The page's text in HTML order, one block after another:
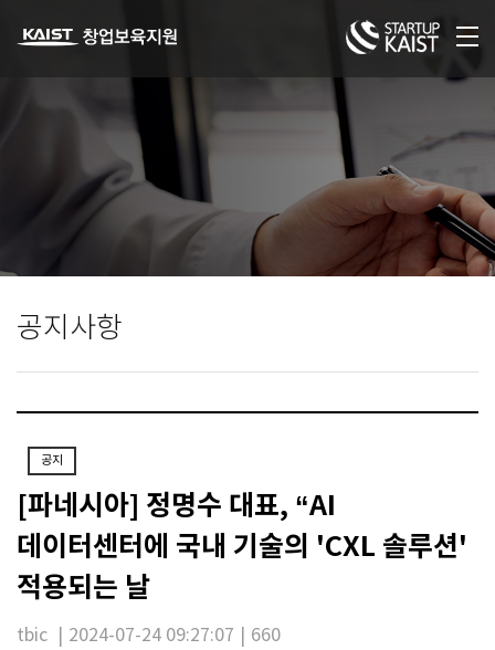
공지사항
공지
[파네시아] 정명수 대표, “AI
데이터센터에 국내 기술의 'CXL 솔루션'
적용되는 날
tbic 2024-07-24 09:27:07 660